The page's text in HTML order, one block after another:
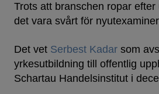
Trots att branschen ropar
det vara svårt för
Det vet Serbest Kadar som
yrkesutbildning till offentlig
Schartau Handelsinstitut i